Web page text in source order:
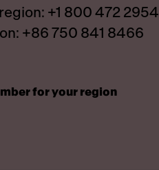
+1 800 472 2954
+86 750 841 8466
for your region